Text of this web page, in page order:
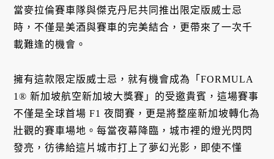
當麥拉倫賽車隊與傑克丹尼共同推出限定版威士忌
時，不僅是美酒與賽車的完美結合，更帶來了一次千
載難逢的機會。
擁有這款限定版威士忌，就有機會成為「FORMULA
1® 新加坡航空新加坡大獎賽」的受邀貴賓，這場賽事
不僅是全球首場 F1 夜間賽，更是將整座新加坡轉化為
壯觀的賽車場地。每當夜幕降臨，城市裡的燈光閃閃
發亮，彷彿給這片城市打上了夢幻光影，即使不懂